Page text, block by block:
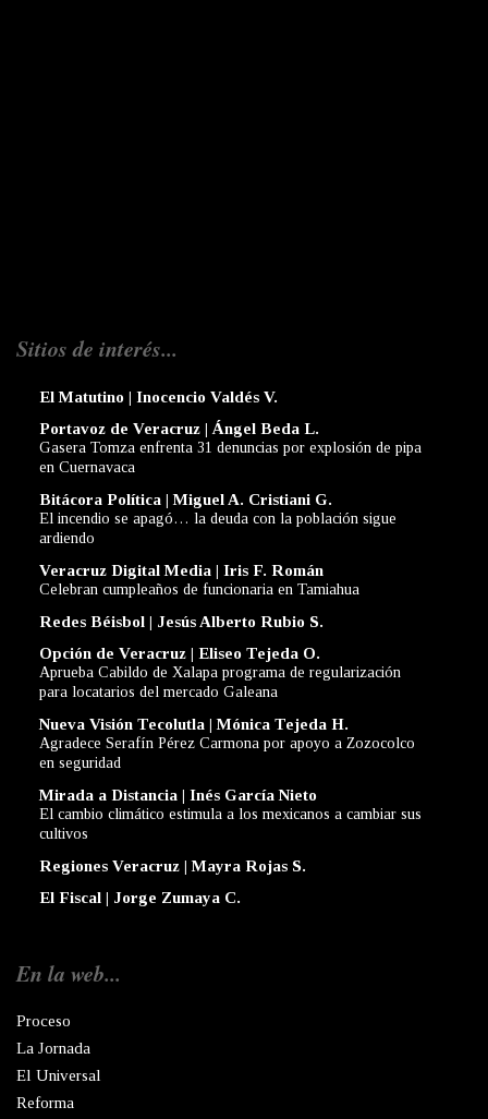
Sitios de interés...
El Matutino | Inocencio Valdés V.
Portavoz de Veracruz | Ángel Beda L.
Gasera Tomza enfrenta 31 denuncias por explosión de pipa
en Cuernavaca
Bitácora Política | Miguel A. Cristiani G.
El incendio se apagó… la deuda con la población sigue
ardiendo
Veracruz Digital Media | Iris F. Román
Celebran cumpleaños de funcionaria en Tamiahua
Redes Béisbol | Jesús Alberto Rubio S.
Opción de Veracruz | Eliseo Tejeda O.
Aprueba Cabildo de Xalapa programa de regularización
para locatarios del mercado Galeana
Nueva Visión Tecolutla | Mónica Tejeda H.
Agradece Serafín Pérez Carmona por apoyo a Zozocolco
en seguridad
Mirada a Distancia | Inés García Nieto
El cambio climático estimula a los mexicanos a cambiar sus
cultivos
Regiones Veracruz | Mayra Rojas S.
El Fiscal | Jorge Zumaya C.
En la web...
Proceso
La Jornada
El Universal
Reforma